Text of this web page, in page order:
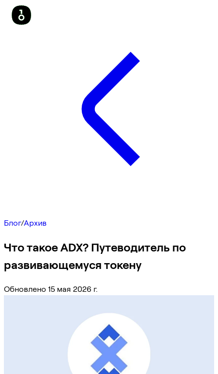
Блог/Архив
Что такое ADX? Путеводитель по
развивающемуся токену
Обновлено 15 мая 2026 г.